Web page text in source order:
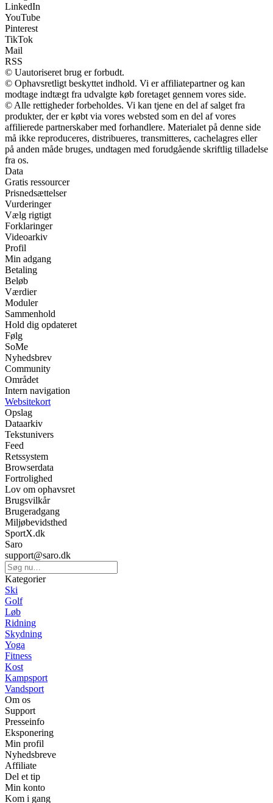
LinkedIn
YouTube
Pinterest
TikTok
Mail
RSS
© Uautoriseret brug er forbudt.
© Ophavsretligt beskyttet indhold. Vi er affiliatepartner og kan
modtage indtægt fra udvalgte køb foretaget gennem vores side.
© Alle rettigheder forbeholdes. Vi kan tjene en del af salget fra
produkter, der er købt via vores websted som en del af vores
affilierede partnerskaber med forhandlere. Materialet på denne side
må ikke reproduceres, distribueres, transmitteres, cachelagres eller
på anden måde bruges, undtagen med forudgående skriftlig tilladelse
fra os.
Data
Gratis ressourcer
Prisnedsættelser
Vurderinger
Vælg rigtigt
Forklaringer
Videoarkiv
Profil
Min adgang
Betaling
Beløb
Værdier
Moduler
Sammenhold
Hold dig opdateret
Følg
SoMe
Nyhedsbrev
Community
Området
Intern navigation
Websitekort
Opslag
Dataarkiv
Tekstunivers
Feed
Retssystem
Browserdata
Fortrolighed
Lov om ophavsret
Brugsvilkår
Brugeradgang
Miljøbevidsthed
SportX.dk
Saro
support@saro.dk
Kategorier
Ski
Golf
Løb
Ridning
Skydning
Yoga
Fitness
Kost
Kampsport
Vandsport
Om os
Support
Presseinfo
Eksponering
Min profil
Nyhedsbreve
Affiliate
Del et tip
Min konto
Kom i gang